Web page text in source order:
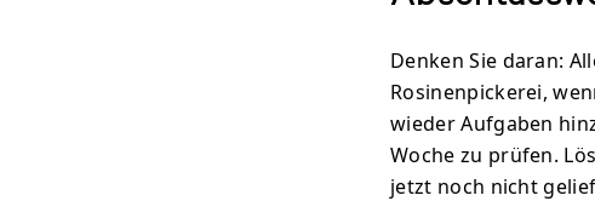
Denken Sie daran:
Rosinenpickerei,
wieder Aufgaben
Woche zu prüfen.
jetzt noch nicht